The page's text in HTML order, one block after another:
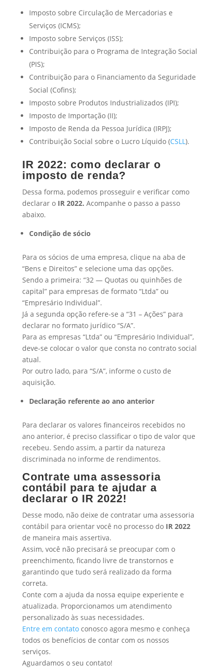
Imposto sobre Circulação de Mercadorias e
Serviços (ICMS);
Imposto sobre Serviços (ISS);
Contribuição para o Programa de Integração Social
(PIS);
Contribuição para o Financiamento da Seguridade
Social (Cofins);
Imposto sobre Produtos Industrializados (IPI);
Imposto de Importação (II);
Imposto de Renda da Pessoa Jurídica (IRPJ);
Contribuição Social sobre o Lucro Líquido (CSLL).
IR 2022: como declarar o
imposto de renda?
Dessa forma, podemos prosseguir e verificar como
declarar o IR 2022. Acompanhe o passo a passo
abaixo.
Condição de sócio
Para os sócios de uma empresa, clique na aba de
“Bens e Direitos” e selecione uma das opções.
Sendo a primeira: “32 — Quotas ou quinhões de
capital” para empresas de formato “Ltda” ou
“Empresário Individual”.
Já a segunda opção refere-se a “31 – Ações” para
declarar no formato jurídico “S/A”.
Para as empresas “Ltda” ou “Empresário Individual”,
deve-se colocar o valor que consta no contrato social
atual.
Por outro lado, para “S/A”, informe o custo de
aquisição.
Declaração referente ao ano anterior
Para declarar os valores financeiros recebidos no
ano anterior, é preciso classificar o tipo de valor que
recebeu. Sendo assim, a partir da natureza
discriminada no informe de rendimentos.
Contrate uma assessoria
contábil para te ajudar a
declarar o IR 2022!
Desse modo, não deixe de contratar uma assessoria
contábil para orientar você no processo doIR 2022
de maneira mais assertiva.
Assim, você não precisará se preocupar com o
preenchimento, ficando livre de transtornos e
garantindo que tudo será realizado da forma
correta.
Conte com a ajuda da nossa equipe experiente e
atualizada. Proporcionamos um atendimento
personalizado às suas necessidades.
Entre em contatoconosco agora mesmo e conheça
todos os benefícios de contar com os nossos
serviços.
Aguardamos o seu contato!